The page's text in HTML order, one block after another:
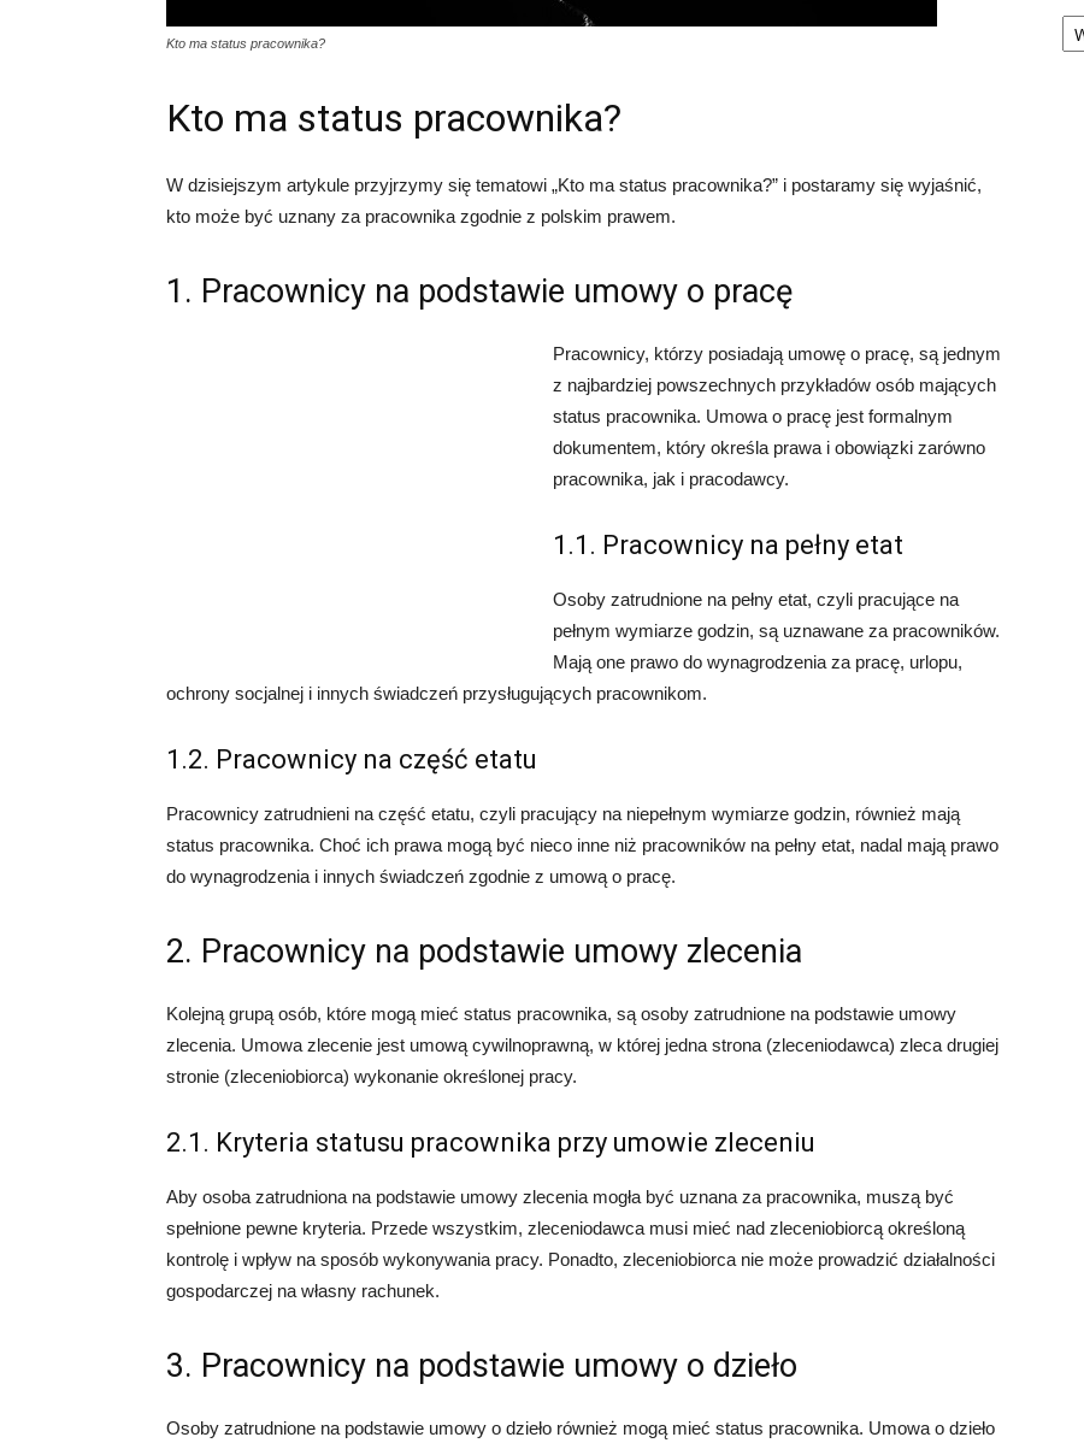
Kto ma status pracownika?
Kto ma status pracownika?
W dzisiejszym artykule przyjrzymy się tematowi „Kto ma status pracownika?” i postaramy się wyjaśnić,
kto może być uznany za pracownika zgodnie z polskim prawem.
1. Pracownicy na podstawie umowy o pracę
Pracownicy, którzy posiadają umowę o pracę, są jednym
z najbardziej powszechnych przykładów osób mających
status pracownika. Umowa o pracę jest formalnym
dokumentem, który określa prawa i obowiązki zarówno
pracownika, jak i pracodawcy.
1.1. Pracownicy na pełny etat
Osoby zatrudnione na pełny etat, czyli pracujące na
pełnym wymiarze godzin, są uznawane za pracowników.
Mają one prawo do wynagrodzenia za pracę, urlopu,
ochrony socjalnej i innych świadczeń przysługujących pracownikom.
1.2. Pracownicy na część etatu
Pracownicy zatrudnieni na część etatu, czyli pracujący na niepełnym wymiarze godzin, również mają
status pracownika. Choć ich prawa mogą być nieco inne niż pracowników na pełny etat, nadal mają prawo
do wynagrodzenia i innych świadczeń zgodnie z umową o pracę.
2. Pracownicy na podstawie umowy zlecenia
Kolejną grupą osób, które mogą mieć status pracownika, są osoby zatrudnione na podstawie umowy
zlecenia. Umowa zlecenie jest umową cywilnoprawną, w której jedna strona (zleceniodawca) zleca drugiej
stronie (zleceniobiorca) wykonanie określonej pracy.
2.1. Kryteria statusu pracownika przy umowie zleceniu
Aby osoba zatrudniona na podstawie umowy zlecenia mogła być uznana za pracownika, muszą być
spełnione pewne kryteria. Przede wszystkim, zleceniodawca musi mieć nad zleceniobiorcą określoną
kontrolę i wpływ na sposób wykonywania pracy. Ponadto, zleceniobiorca nie może prowadzić działalności
gospodarczej na własny rachunek.
3. Pracownicy na podstawie umowy o dzieło
Osoby zatrudnione na podstawie umowy o dzieło również mogą mieć status pracownika. Umowa o dzieło